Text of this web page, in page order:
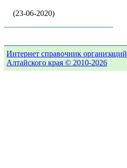
(23-06-2020)
Интернет справочник организаций
Алтайского края © 2010-2026